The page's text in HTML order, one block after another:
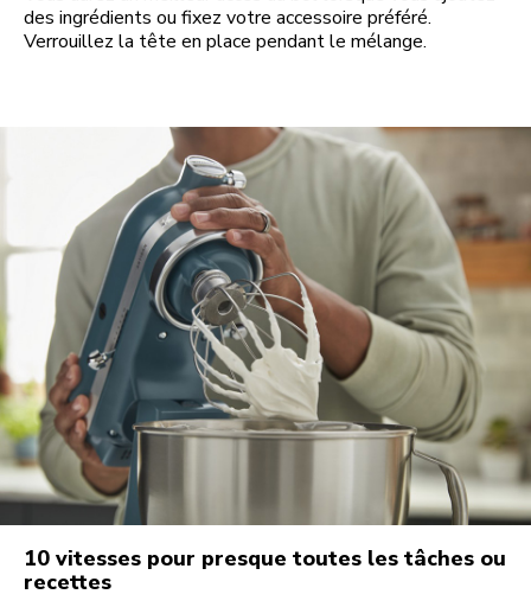
des ingrédients ou fixez votre accessoire préféré.
Verrouillez la tête en place pendant le mélange.
10 vitesses pour presque toutes les tâches ou
recettes